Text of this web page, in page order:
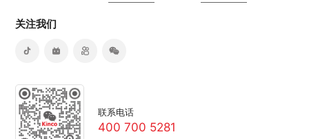
关注我们
联系电话
400 700 5281